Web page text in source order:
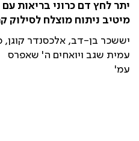
יתר לחץ דם כרוני בריאות
מיטיב ניתוח מוצלח
יששכר בן-דב, אלכסנדר קוגן,
עמית שגב ויואחים ה' שאפרס
עמ'